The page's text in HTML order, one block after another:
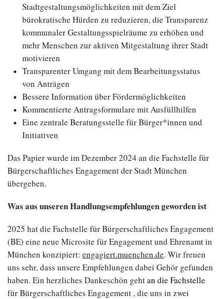
Stadtgestaltungsmöglichkeiten mit dem Ziel
bürokratische Hürden zu reduzieren, die Transparenz
kommunaler Gestaltungsspielräume zu erhöhen und
mehr Menschen zur aktiven Mitgestaltung ihrer Stadt
motivieren
Transparenter Umgang mit dem Bearbeitungsstatus
von Anträgen
Bessere Information über Fördermöglichkeiten
Kommentierte Antragsformulare mit Ausfüllhilfen
Eine zentrale Beratungsstelle für Bürger*innen und
Initiativen
Das Papier wurde im Dezember 2024 an die Fachstelle für
Bürgerschaftliches Engagement der Stadt München
übergeben.
Was aus unseren Handlungsempfehlungen geworden ist
2025 hat die Fachstelle für Bürgerschaftliches Engagement
(BE) eine neue Microsite für Engagement und Ehrenamt in
München konzipiert: engagiert.muenchen.de. Wir freuen
uns sehr, dass unsere Empfehlungen dabei Gehör gefunden
haben. Ein herzliches Dankeschön gehtan die Fachstelle
für Bürgerschaftliches Engagement , die uns in zwei